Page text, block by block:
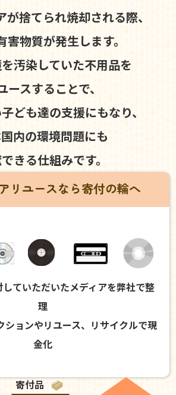
が捨てられ焼却される際、
害物質が発生します。
汚染していた不用品を
ースすることで、
ども達の支援にもなり、
内の環境問題にも
きる仕組みです。
リユースなら寄付の輪へ
だいたメディアを弊社で整
理
ションやリユース、リサイクルで現
金化
寄付品